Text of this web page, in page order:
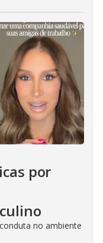
por
no ambiente